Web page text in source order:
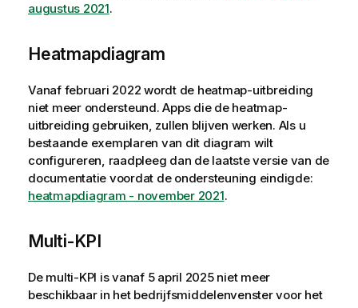
augustus 2021.
Heatmapdiagram
Vanaf februari 2022 wordt de heatmap-uitbreiding
niet meer ondersteund. Apps die de heatmap-
uitbreiding gebruiken, zullen blijven werken. Als u
bestaande exemplaren van dit diagram wilt
configureren, raadpleeg dan de laatste versie van de
documentatie voordat de ondersteuning eindigde:
heatmapdiagram - november 2021.
Multi-KPI
De multi-KPI is vanaf 5 april 2025 niet meer
beschikbaar in het bedrijfsmiddelenvenster voor het